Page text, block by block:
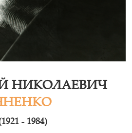
НИКОЛАЕВИЧ
- 1984)